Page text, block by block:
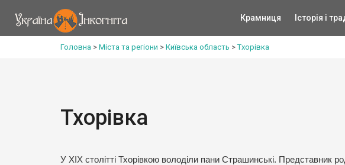
Крамниця Історія і
Головна > Міста та регіони > Київська область >Тхорівка
Тхорівка
У ХІХ столітті Тхорівкою володіли пани Страшинські. Представник